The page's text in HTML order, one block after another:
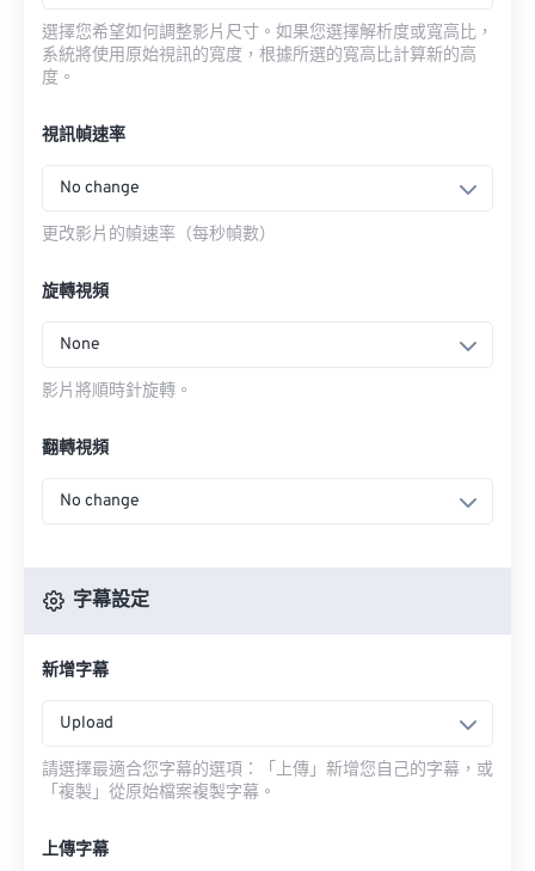
選擇您希望如何調整影片尺寸。如果您選擇解析度或寬高比，
系統將使用原始視訊的寬度，根據所選的寬高比計算新的高
度。
視訊幀速率
No change
更改影片的幀速率（每秒幀數）
旋轉視頻
None
影片將順時針旋轉。
翻轉視頻
No change
字幕設定
新增字幕
Upload
請選擇最適合您字幕的選項：「上傳」新增您自己的字幕，或
「複製」從原始檔案複製字幕。
上傳字幕